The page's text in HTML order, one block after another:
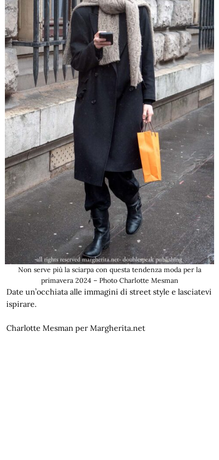
Non serve più la sciarpa con questa tendenza moda per la
primavera 2024 – Photo Charlotte Mesman
Date un’occhiata alle immagini di street style e lasciatevi
ispirare.
Charlotte Mesman per Margherita.net